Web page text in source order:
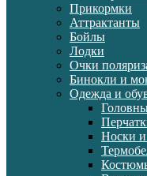
Прикормки
Аттрактанты
Бойлы
Лодки
Очки
Бинокли и
Одежда и
Носки